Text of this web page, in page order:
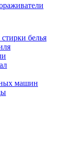
белья
машин